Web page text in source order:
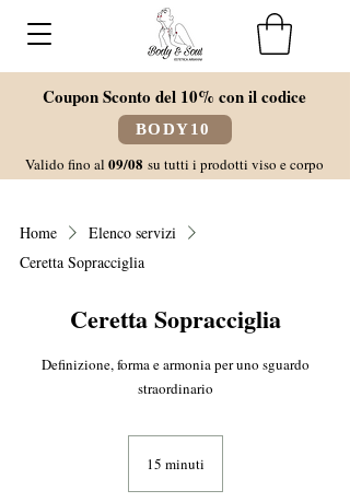
Coupon Sconto del 10% con il codice
BODY10
Valido fino al 09/08 su tutti i prodotti viso e corpo
Home
Elenco servizi
Ceretta Sopracciglia
Ceretta Sopracciglia
Definizione, forma e armonia per uno sguardo
straordinario
15 minuti